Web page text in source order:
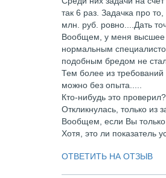
так 6 раз. Задачка про
млн. руб. ровно....Дать
Вообщем, у меня высшее
нормальным
подобным бредом не
Тем более из
можно без опыта.....
Кто-нибудь это
Откликнулась, только из
Вообщем, если Вы только
Хотя, это ли показатель
ОТВЕТИТЬ НА ОТЗЫВ